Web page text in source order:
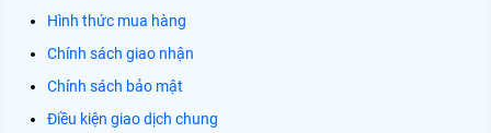
Hình thức mua hàng
Chính sách giao nhận
Chính sách bảo mật
Điều kiện giao dịch chung